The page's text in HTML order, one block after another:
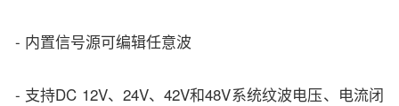
- 内置信号源可编辑任意波
- 支持DC 12V、24V、42V和48V系统纹波电压、电流闭